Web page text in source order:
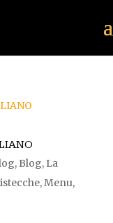
, Blog, La
,Menu,